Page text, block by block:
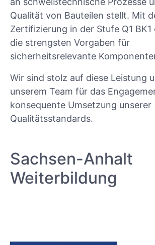
Qualität von Bauteilen stellt. Mit
Zertifizierung in der Stufe Q1
die strengsten Vorgaben für
sicherheitsrelevante
Wir sind stolz auf diese Leistung
unserem Team für das
konsequente Umsetzung unserer
Qualitätsstandards.
Sachsen-Anhalt
Weiterbildung